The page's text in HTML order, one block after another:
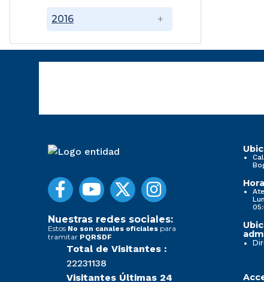
2016
Nuestras redes sociales:
Estos No son canales oficiales para
tramitar PQRSDF
Total de Visitantes :
22231138
Visitantes Últimas 24